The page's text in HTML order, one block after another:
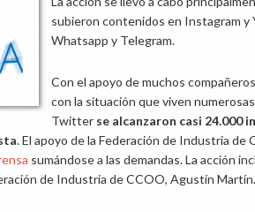
subieron contenidos en Instagram y
Whatsapp y Telegram.
Con el apoyo de muchos
con la situación que viven
Twitter se alcanzaron casi 24.000
. El apoyo de la Federación de Industria
sumándose a las demandas. La acción
de Industria de CCOO, Agustín Martín.